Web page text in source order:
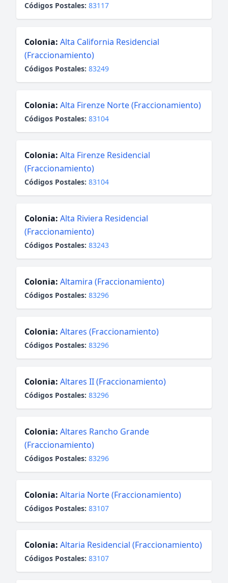
Códigos Postales: 83117
Colonia: Alta California Residencial
(Fraccionamiento)
Códigos Postales: 83249
Colonia: Alta Firenze Norte (Fraccionamiento)
Códigos Postales: 83104
Colonia: Alta Firenze Residencial
(Fraccionamiento)
Códigos Postales: 83104
Colonia: Alta Riviera Residencial
(Fraccionamiento)
Códigos Postales: 83243
Colonia: Altamira (Fraccionamiento)
Códigos Postales: 83296
Colonia: Altares (Fraccionamiento)
Códigos Postales: 83296
Colonia: Altares II (Fraccionamiento)
Códigos Postales: 83296
Colonia: Altares Rancho Grande
(Fraccionamiento)
Códigos Postales: 83296
Colonia: Altaria Norte (Fraccionamiento)
Códigos Postales: 83107
Colonia: Altaria Residencial (Fraccionamiento)
Códigos Postales: 83107